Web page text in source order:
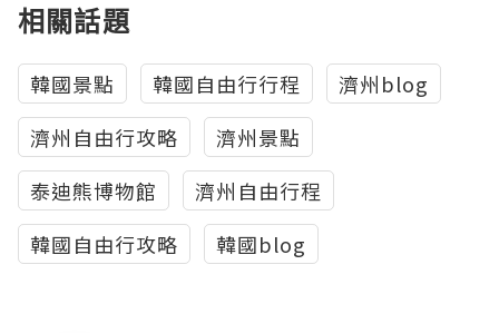
相關話題
韓國景點 韓國自由行行程
濟州blog
濟州自由行攻略
濟州景點
泰迪熊博物館
濟州自由行程
韓國自由行攻略
韓國blog